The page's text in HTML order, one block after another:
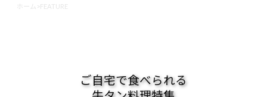
ホーム FEATURE
ご自宅で食べられる